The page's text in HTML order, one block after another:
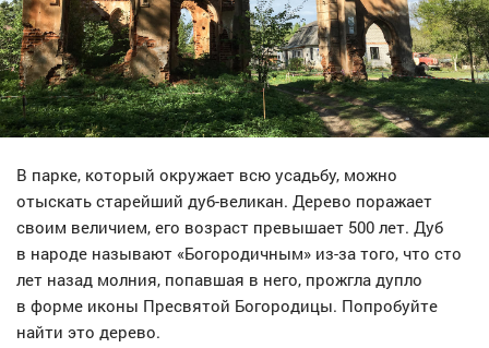
В парке, который окружает всю усадьбу, можно
отыскать старейший дуб-великан. Дерево поражает
своим величием, его возраст превышает 500 лет. Дуб
в народе называют «Богородичным» из-за того, что сто
лет назад молния, попавшая в него, прожгла дупло
в форме иконы Пресвятой Богородицы. Попробуйте
найти это дерево.